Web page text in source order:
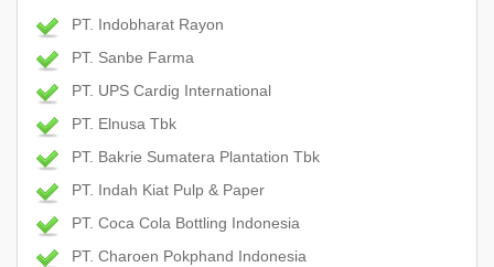
PT. Indobharat Rayon
PT. Sanbe Farma
PT. UPS Cardig International
PT. Elnusa Tbk
PT. Bakrie Sumatera Plantation Tbk
PT. Indah Kiat Pulp & Paper
PT. Coca Cola Bottling Indonesia
PT. Charoen Pokphand Indonesia